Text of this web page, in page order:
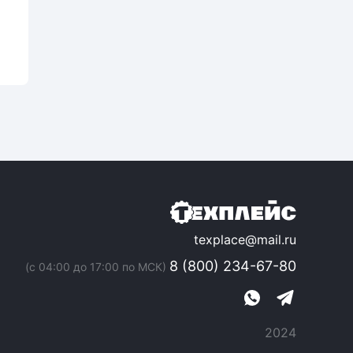
texplace@mail.ru
8 (800) 234-67-80
(с 04:00 до 17:00 по МСК)
2024